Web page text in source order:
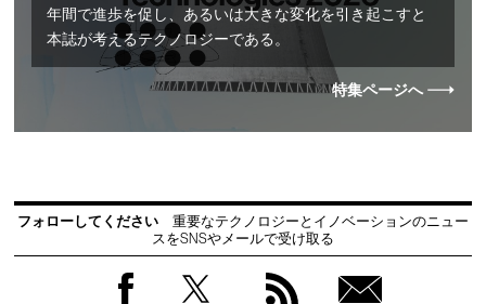
年間で進歩を促し、あるいは大きな変化を引き起こすと
本誌が考えるテクノロジーである。
特集ページへ
フォローしてください
重要なテクノロジーとイノベーションのニュー
スをSNSやメールで受け取る